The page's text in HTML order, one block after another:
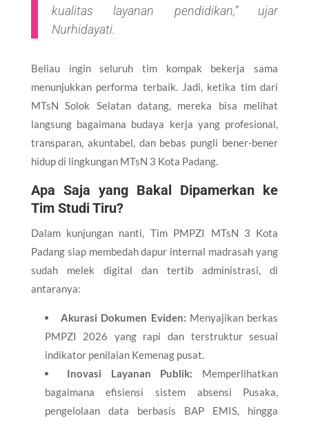
kualitas layanan pendidikan,” ujar
Nurhidayati.
Beliau ingin seluruh tim kompak bekerja sama
menunjukkan performa terbaik. Jadi, ketika tim dari
MTsN Solok Selatan datang, mereka bisa melihat
langsung bagaimana budaya kerja yang profesional,
transparan, akuntabel, dan bebas pungli bener-bener
hidup di lingkungan MTsN 3 Kota Padang.
Apa Saja yang Bakal Dipamerkan ke
Tim Studi Tiru?
Dalam kunjungan nanti, Tim PMPZI MTsN 3 Kota
Padang siap membedah dapur internal madrasah yang
sudah melek digital dan tertib administrasi, di
antaranya:
Akurasi Dokumen Eviden: Menyajikan berkas
PMPZI 2026 yang rapi dan terstruktur sesuai
indikator penilaian Kemenag pusat.
Inovasi Layanan Publik: Memperlihatkan
bagaimana efisiensi sistem absensi Pusaka,
pengelolaan data berbasis BAP EMIS, hingga